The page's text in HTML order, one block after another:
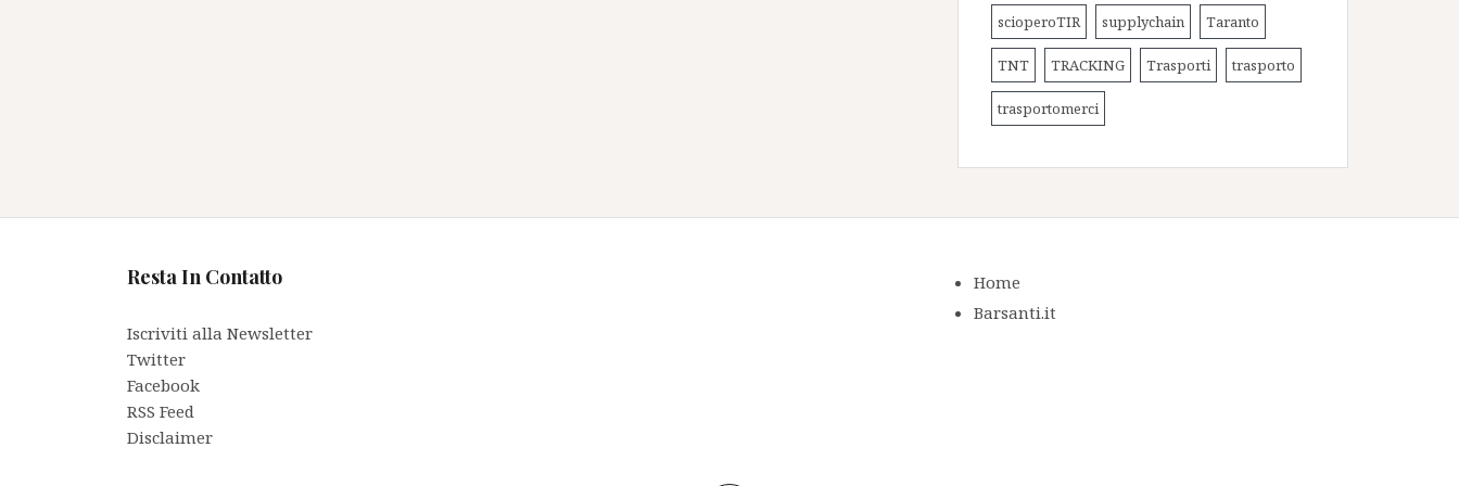
scioperoTIR supplychain Taranto
TNT TRACKING Trasporti trasporto
trasportomerci
Resta In Contatto
Iscriviti alla Newsletter
Twitter
Facebook
RSS Feed
Disclaimer
Home
Barsanti.it